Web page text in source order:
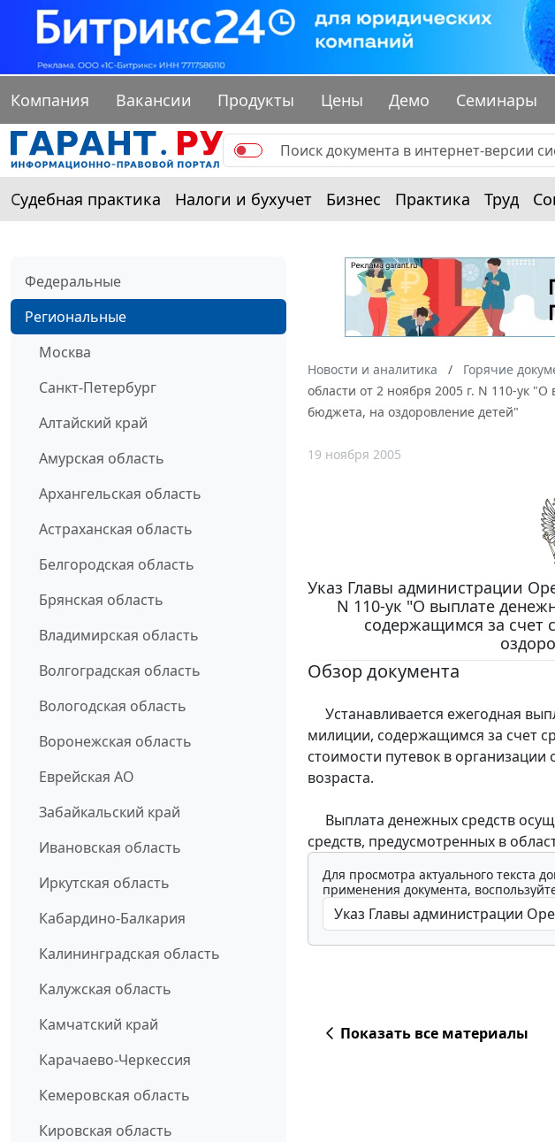
Компания Вакансии Продукты Цены Демо Семинары
Судебная практика Налоги и бухучет Бизнес Практика Труд
Федеральные
Региональные
Москва
Санкт-Петербург
Алтайский край
Амурская область
Архангельская область
Астраханская область
Белгородская область
Брянская область
Владимирская область
Волгоградская область
Вологодская область
Воронежская область
Еврейская АО
Забайкальский край
Ивановская область
Иркутская область
Кабардино-Балкария
Калининградская область
Калужская область
Камчатский край
Карачаево-Черкессия
Кемеровская область
Кировская область
Новости и аналитика Горячие
области от 2 ноября 2005 г. N 110-ук
бюджета, на оздоровление детей"
19 ноября 2005
Указ Главы администрации
N 110-ук "О выплате
содержащимся за счет
Обзор документа
Устанавливается ежегодная
милиции, содержащимся за счет
стоимости путевок в
возраста.
Выплата денежных средств
средств, предусмотренных в
Для просмотра актуального текста
применения документа,
Показать все материалы